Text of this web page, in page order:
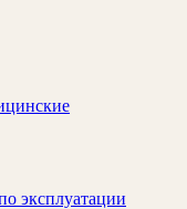
эксплуатации